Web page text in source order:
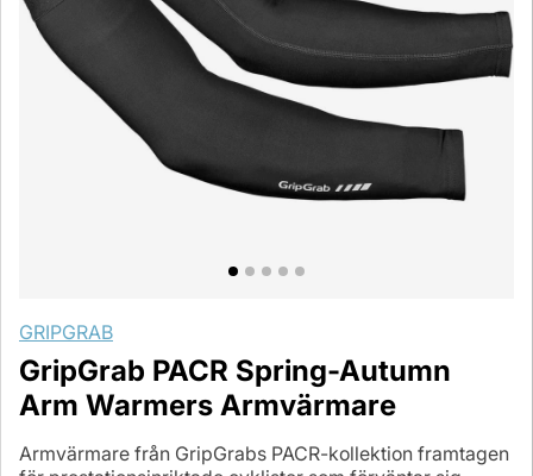
GRIPGRAB
GripGrab PACR Spring-Autumn
Arm Warmers Armvärmare
Armvärmare från GripGrabs PACR-kollektion framtagen